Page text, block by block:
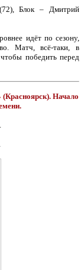
Блок – Дмитрий
идёт по сезону,
Матч, всё-таки, в
победить перед
Начало
.
.